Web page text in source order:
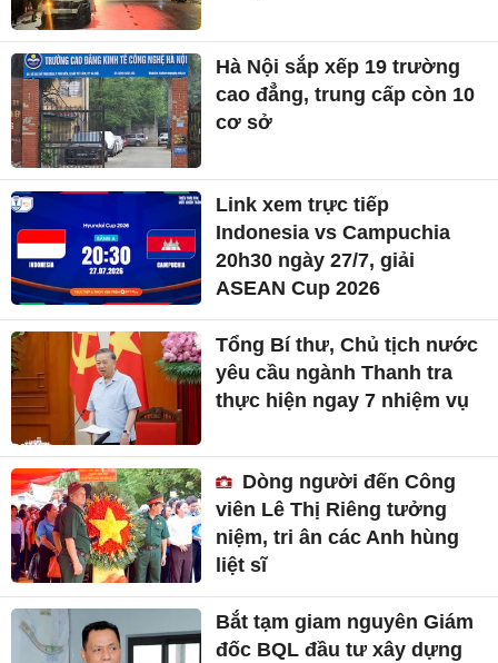
Hà Nội sắp xếp 19 trường
cao đẳng, trung cấp còn 10
cơ sở
Link xem trực tiếp
Indonesia vs Campuchia
20h30 ngày 27/7, giải
ASEAN Cup 2026
Tổng Bí thư, Chủ tịch nước
yêu cầu ngành Thanh tra
thực hiện ngay 7 nhiệm vụ
Dòng người đến Công
viên Lê Thị Riêng tưởng
niệm, tri ân các Anh hùng
liệt sĩ
Bắt tạm giam nguyên Giám
đốc BQL đầu tư xây dựng